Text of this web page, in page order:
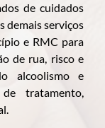
de cuidados
demais serviços
e RMC para
de rua, risco e
alcoolismo e
de tratamento,